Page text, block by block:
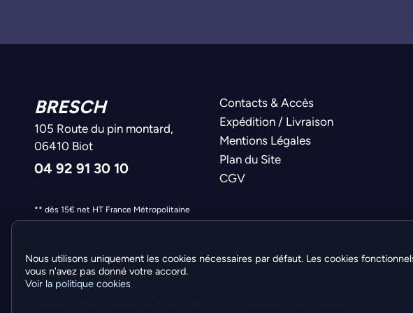
BRESCH
105 Route du pin montard,
06410 Biot
04 92 91 30 10
Contacts & Accès
Expédition / Livraison
Mentions Légales
Plan du Site
CGV
** dès 15€ net HT France Métropolitaine
Nous utilisons uniquement les cookies nécessaires par défaut. Les cookies
vous n'avez pas donné votre accord.
Voir la politique cookies